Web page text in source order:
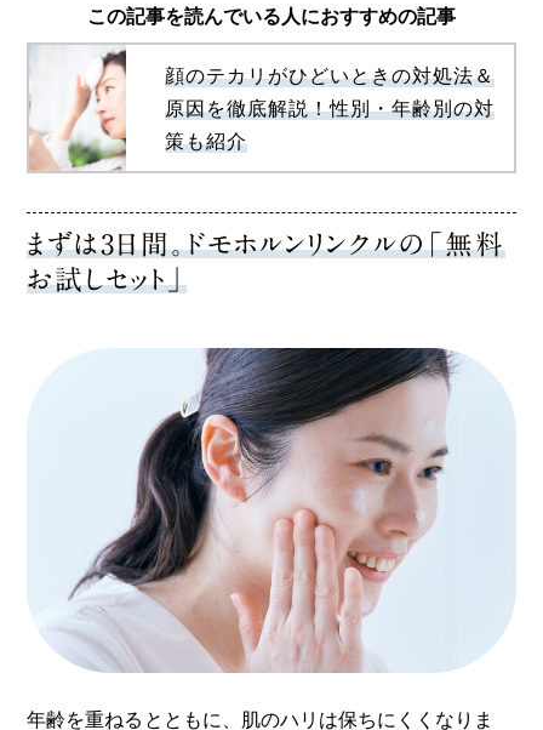
この記事を読んでいる人におすすめの記事
顔のテカリがひどいときの対処法＆
原因を徹底解説！性別・年齢別の対
策も紹介
まずは3日間。ドモホルンリンクルの「無料
お試しセット」
年齢を重ねるとともに、肌のハリは保ちにくくなりま